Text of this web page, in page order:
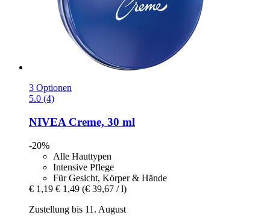
3 Optionen
5.0 (4)
NIVEA Creme, 30 ml
-20%
Alle Hauttypen
Intensive Pflege
Für Gesicht, Körper & Hände
€ 1,19 € 1,49 (€ 39,67 / l)
Zustellung bis 11. August